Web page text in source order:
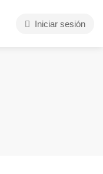
Iniciar sesión